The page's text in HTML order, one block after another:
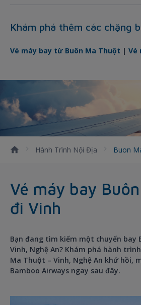
Khám phá thêm các chặng
Vé máy bay từ Buôn Ma Thuột | Vé
Hành Trình Nội Địa Buon
Vé máy bay
đi Vinh
Bạn đang tìm kiếm một chuyến bay
Vinh, Nghệ An? Khám phá hành
Ma Thuột – Vinh, Nghệ An khứ hồi,
Bamboo Airways ngay sau đây.